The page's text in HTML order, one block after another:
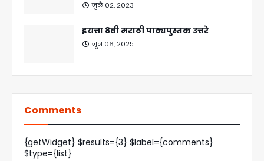
जुलै ०२, २०२३
इयत्ता 8वी मराठी पाठ्यपुस्तक उत्तरे
जून ०६, २०२५
Comments
{getWidget} $results={3} $label={comments}
$type={list}